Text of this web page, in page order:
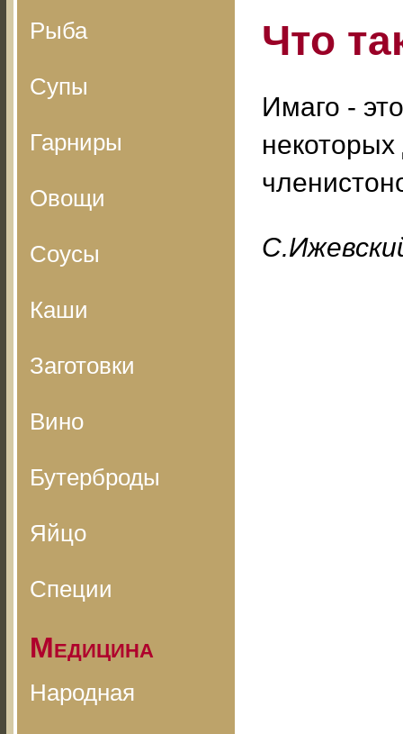
Рыба
Супы
Гарниры
Овощи
Соусы
Каши
Заготовки
Вино
Бутерброды
Яйцо
Специи
Медицина
Народная
Что
Имаго -
некоторых